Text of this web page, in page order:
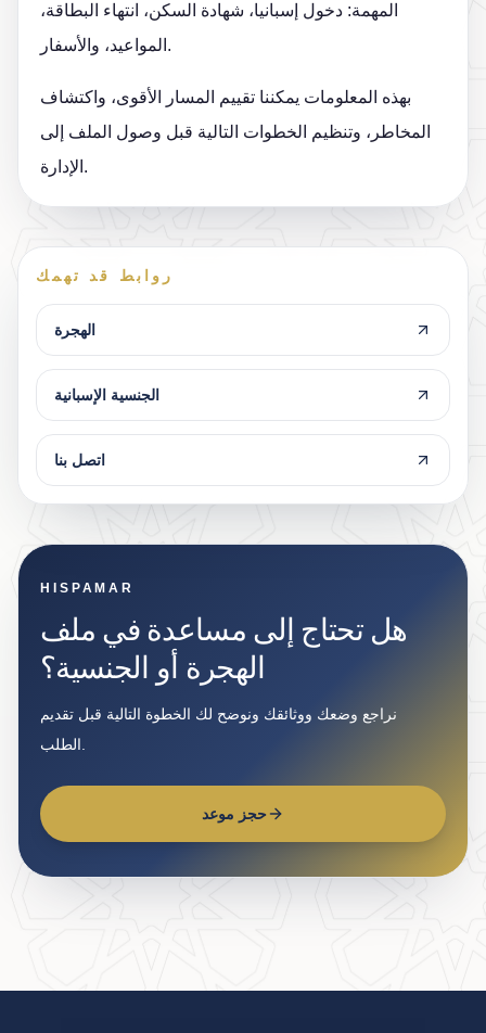
المهمة: دخول إسبانيا، شهادة السكن، انتهاء البطاقة،
المواعيد، والأسفار.
بهذه المعلومات يمكننا تقييم المسار الأقوى، واكتشاف
المخاطر، وتنظيم الخطوات التالية قبل وصول الملف إلى
الإدارة.
روابط قد تهمك
الهجرة
الجنسية الإسبانية
اتصل بنا
HISPAMAR
هل تحتاج إلى مساعدة في ملف
الهجرة أو الجنسية؟
نراجع وضعك ووثائقك ونوضح لك الخطوة التالية قبل تقديم
حجز موعد